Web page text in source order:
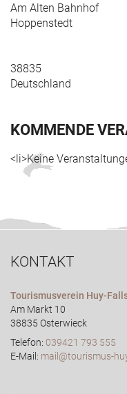
Am Alten Bahnhof
Hoppenstedt
38835
Deutschland
KOMMENDE
<li>Keine
KONTAKT
Tourismusverein Huy-
Am Markt 10
38835 Osterwieck
Telefon: 039421 793 555
E-Mail: mail@tourismus-